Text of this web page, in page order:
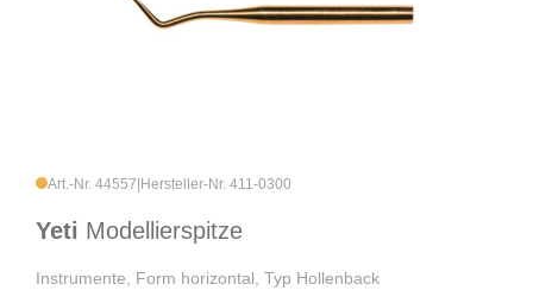
Art.-Nr. 44557 Hersteller-Nr. 411-0300
Yeti Modellierspitze
Instrumente, Form horizontal, Typ Hollenback